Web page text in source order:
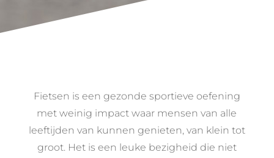
Fietsen is een gezonde sportieve oefening
met weinig impact waar mensen van alle
leeftijden van kunnen genieten, van klein tot
groot. Het is een leuke bezigheid die niet